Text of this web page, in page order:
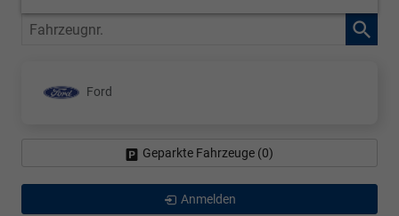
Fahrzeugnr.
Ford
Geparkte Fahrzeuge (0)
Anmelden